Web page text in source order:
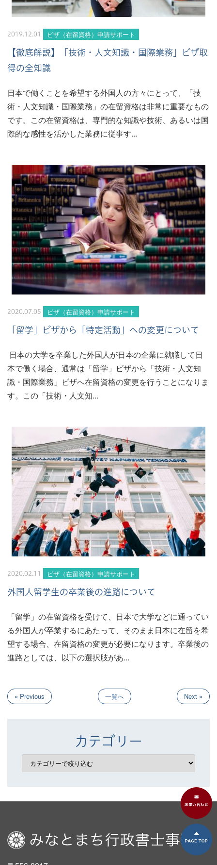
2019.12.01 ビザ（在留資格）申請サポート
【徹底解説】「技術・人文知識・国際業務」ビザ取
得の全知識
日本で働くことを希望する外国人の方々にとって、「技
術・人文知識・国際業務」の在留資格は非常に重要なもの
です。この在留資格は、専門的な知識や技術、あるいは国
際的な感性を活かした業務に従事す...
2020.07.05 ビザ（在留資格）申請サポート
「留学」ビザから「特定活動」への変更について
日本の大学を卒業した外国人が日本の企業に就職して日
本で働く場合、通常は「留学」ビザから「技術・人文知
識・国際業務」ビザへ在留資格の変更を行うことになりま
す。この「技術・人文知...
2020.02.11 ビザ（在留資格）申請サポート
外国人留学生の卒業後の進路について
「留学」の在留資格を受けて、日本で大学などに通ってい
る外国人が卒業するにあたって、そのまま日本に在留を希
望する場合、在留資格の変更が必要になります。卒業後の
進路としては、以下の選択肢があ...
« Previous 一覧へ Next »
カテゴリー